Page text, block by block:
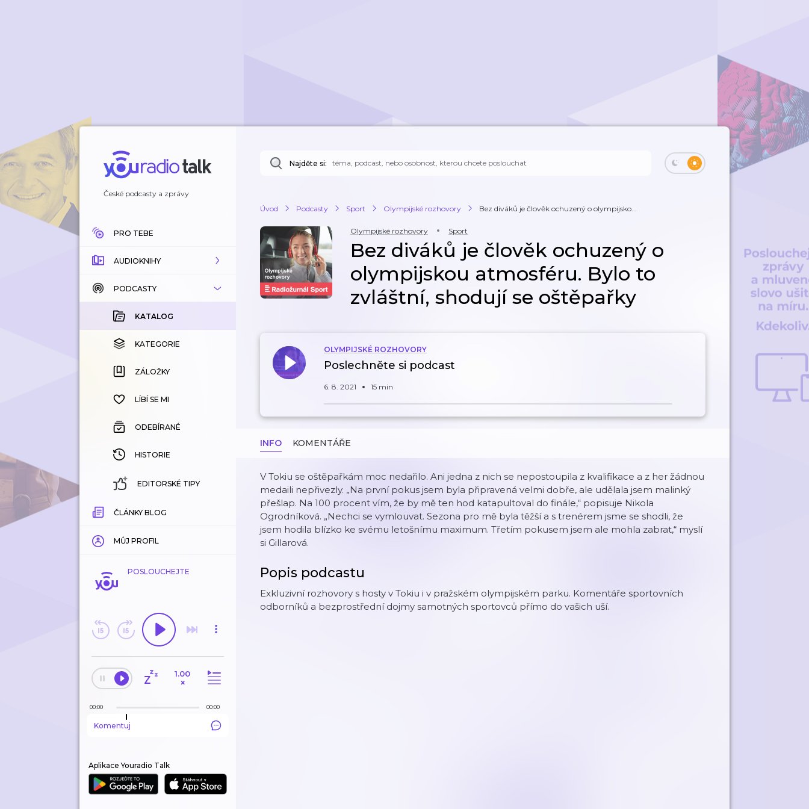
České podcasty a zprávy
PRO TEBE
AUDIOKNIHY
KATALOG
KOUPENÉ
KATEGORIE
ZÁLOŽKY
HISTORIE
PODCASTY
KATALOG
KATEGORIE
ZÁLOŽKY
LÍBÍ SE MI
ODEBÍRANÉ
HISTORIE
EDITORSKÉ TIPY
ČLÁNKY BLOG
MŮJ PROFIL
POSLOUCHEJTE
1.00
×
00:00 00:00
Komentuj
Aplikace Youradio Talk
Najděte si:
Úvod Podcasty Sport Olympijské rozhovory Bez diváků je člověk ochuzený o olympijsko...
Olympijské rozhovory Sport
Bez diváků je člověk ochuzený o
olympijskou atmosféru. Bylo to
zvláštní, shodují se oštěpařky
OLYMPIJSKÉ ROZHOVORY
Poslechněte si podcast
6. 8. 2021 15 min
INFO KOMENTÁŘE
V Tokiu se oštěpařkám moc nedařilo. Ani jedna z nich se nepostoupila z kvalifikace a z her žádnou
medaili nepřivezly. „Na první pokus jsem byla připravená velmi dobře, ale udělala jsem malinký
přešlap. Na 100 procent vím, že by mě ten hod katapultoval do finále,“ popisuje Nikola
Ogrodníková. „Nechci se vymlouvat. Sezona pro mě byla těžší a s trenérem jsme se shodli, že
jsem hodila blízko ke svému letošnímu maximum. Třetím pokusem jsem ale mohla zabrat,“ myslí
si Gillarová.
Popis podcastu
Exkluzivní rozhovory s hosty v Tokiu i v pražském olympijském parku. Komentáře sportovních
odborníků a bezprostřední dojmy samotných sportovců přímo do vašich uší.